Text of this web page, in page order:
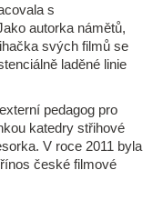
s
autorka námětů,
svých filmů se
laděné linie
pedagog pro
katedry střihové
V roce 2011 byla
české filmové